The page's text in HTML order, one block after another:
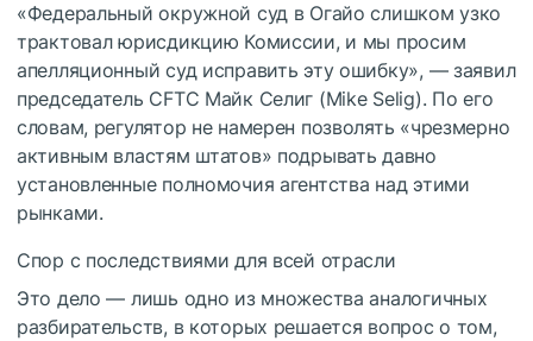
«Федеральный окружной суд в Огайо слишком узко
трактовал юрисдикцию Комиссии, и мы просим
апелляционный суд исправить эту ошибку», — заявил
председатель CFTC Майк Селиг (Mike Selig). По его
словам, регулятор не намерен позволять «чрезмерно
активным властям штатов» подрывать давно
установленные полномочия агентства над этими
рынками.
Спор с последствиями для всей отрасли
Это дело — лишь одно из множества аналогичных
разбирательств, в которых решается вопрос о том,